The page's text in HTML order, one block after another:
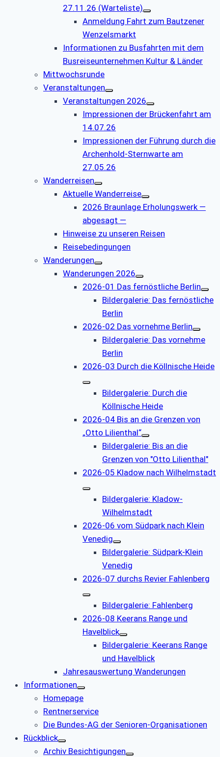
27.11.26 (Warteliste)
Anmeldung Fahrt zum Bautzener
Wenzelsmarkt
Informationen zu Busfahrten mit dem
Busreiseunternehmen Kultur & Länder
Mittwochsrunde
Veranstaltungen
Veranstaltungen 2026
Impressionen der Brückenfahrt am
14.07.26
Impressionen der Führung durch die
Archenhold-Sternwarte am
27.05.26
Wanderreisen
Aktuelle Wanderreise
2026 Braunlage Erholungswerk —
abgesagt —
Hinweise zu unseren Reisen
Reisebedingungen
Wanderungen
Wanderungen 2026
2026-01 Das fernöstliche Berlin
Bildergalerie: Das fernöstliche
Berlin
2026-02 Das vornehme Berlin
Bildergalerie: Das vornehme
Berlin
2026-03 Durch die Köllnische Heide
Bildergalerie: Durch die
Köllnische Heide
2026-04 Bis an die Grenzen von
„Otto Lilienthal“
Bildergalerie: Bis an die
Grenzen von "Otto Lilienthal"
2026-05 Kladow nach Wilhelmstadt
Bildergalerie: Kladow-
Wilhelmstadt
2026-06 vom Südpark nach Klein
Venedig
Bildergalerie: Südpark-Klein
Venedig
2026-07 durchs Revier Fahlenberg
Bildergalerie: Fahlenberg
2026-08 Keerans Range und
Havelblick
Bildergalerie: Keerans Range
und Havelblick
Jahresauswertung Wanderungen
Informationen
Homepage
Rentnerservice
Die Bundes-AG der Senioren-Organisationen
Rückblick
Archiv Besichtigungen